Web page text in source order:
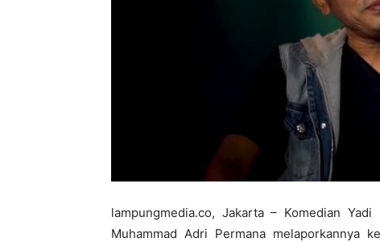
lampungmedia.co, Jakarta – Komedian
Muhammad Adri Permana melaporkannya